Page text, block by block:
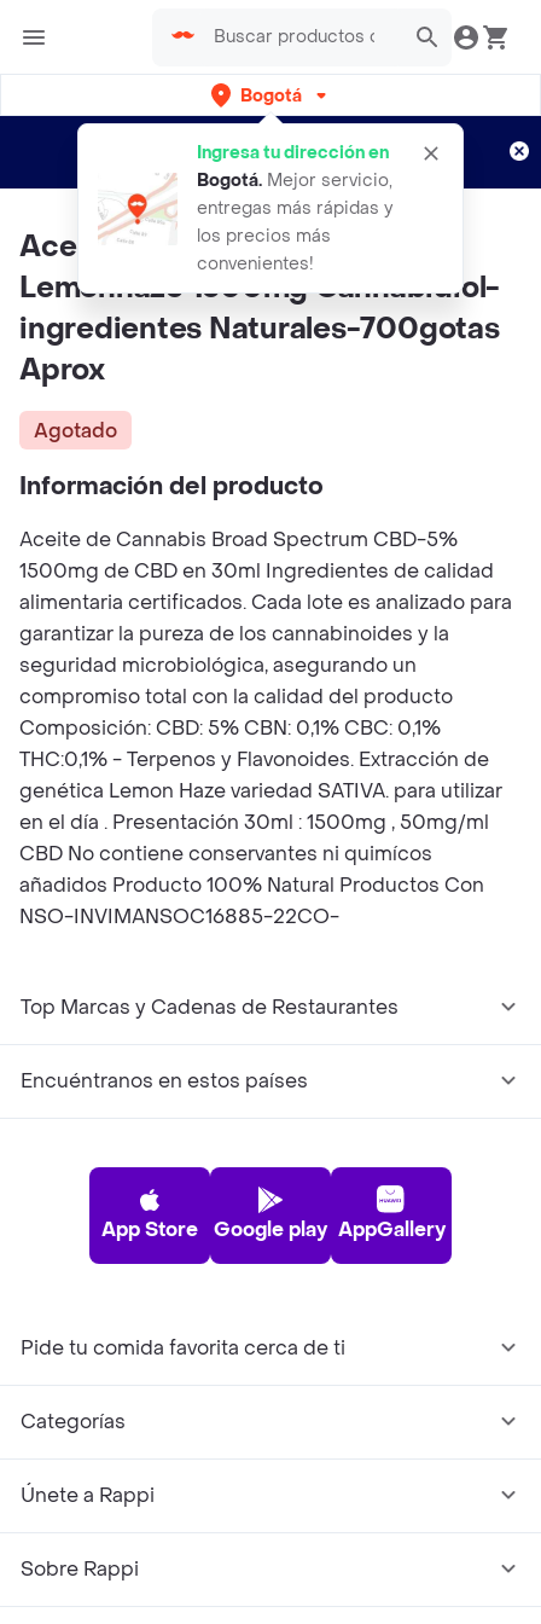
Bogotá
Ingresa tu dirección en
Bogotá. Mejor servicio,
entregas más rápidas y
los precios más
convenientes!
envíos gratis por semanas
Aplican TyC
Aceite Cbd Gotas 30ml
Lemonhaze 1500mg Cannabidiol-
ingredientes Naturales-700gotas
Aprox
Agotado
Información del producto
Aceite de Cannabis Broad Spectrum CBD-5%
1500mg de CBD en 30ml Ingredientes de calidad
alimentaria certificados. Cada lote es analizado para
garantizar la pureza de los cannabinoides y la
seguridad microbiológica, asegurando un
compromiso total con la calidad del producto
Composición: CBD: 5% CBN: 0,1% CBC: 0,1%
THC:0,1% - Terpenos y Flavonoides. Extracción de
genética Lemon Haze variedad SATIVA. para utilizar
en el día . Presentación 30ml : 1500mg , 50mg/ml
CBD No contiene conservantes ni quimícos
añadidos Producto 100% Natural Productos Con
NSO-INVIMANSOC16885-22CO-
Top Marcas y Cadenas de Restaurantes
Encuéntranos en estos países
App Store Google play AppGallery
Pide tu comida favorita cerca de ti
Categorías
Únete a Rappi
Sobre Rappi